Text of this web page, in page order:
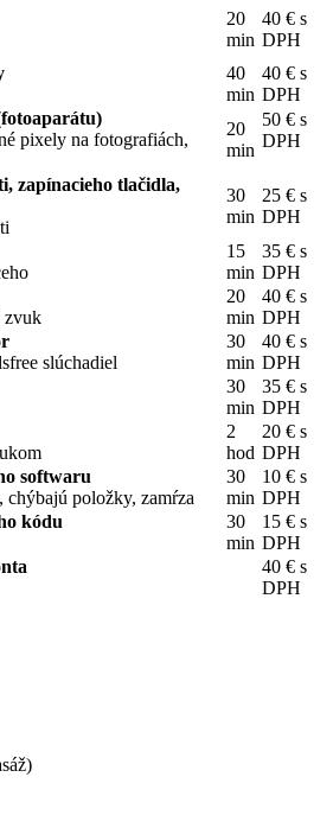
20
min
40 € s
DPH
40
min
40 € s
DPH
pixely na fotografiách,
20
min
50 € s
DPH
zapínacieho tlačidla,
30
min
25 € s
DPH
15
min
35 € s
DPH
zvuk
20
min
40 € s
DPH
slúchadiel
30
min
40 € s
DPH
30
min
35 € s
DPH
2
hod
20 € s
DPH
softwaru
chýbajú položky, zamŕza
30
min
10 € s
DPH
kódu
30
min
15 € s
DPH
40 € s
DPH